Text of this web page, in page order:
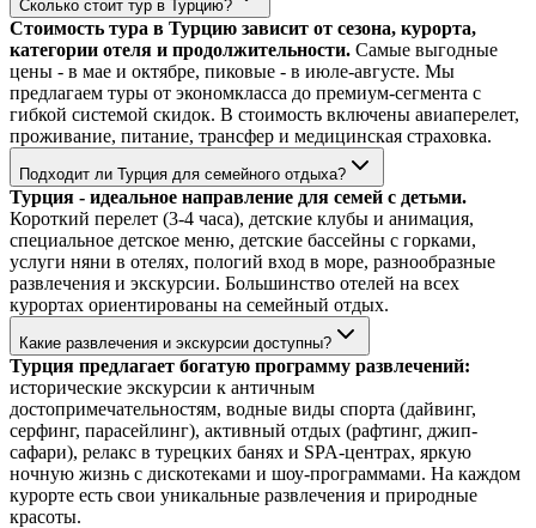
Сколько стоит тур в Турцию?
Стоимость тура в Турцию зависит от сезона, курорта,
категории отеля и продолжительности. Самые выгодные
цены - в мае и октябре, пиковые - в июле-августе. Мы
предлагаем туры от экономкласса до премиум-сегмента с
гибкой системой скидок. В стоимость включены авиаперелет,
проживание, питание, трансфер и медицинская страховка.
Подходит ли Турция для семейного отдыха?
Турция - идеальное направление для семей с детьми.
Короткий перелет (3-4 часа), детские клубы и анимация,
специальное детское меню, детские бассейны с горками,
услуги няни в отелях, пологий вход в море, разнообразные
развлечения и экскурсии. Большинство отелей на всех
курортах ориентированы на семейный отдых.
Какие развлечения и экскурсии доступны?
Турция предлагает богатую программу развлечений:
исторические экскурсии к античным
достопримечательностям, водные виды спорта (дайвинг,
серфинг, парасейлинг), активный отдых (рафтинг, джип-
сафари), релакс в турецких банях и SPA-центрах, яркую
ночную жизнь с дискотеками и шоу-программами. На каждом
курорте есть свои уникальные развлечения и природные
красоты.